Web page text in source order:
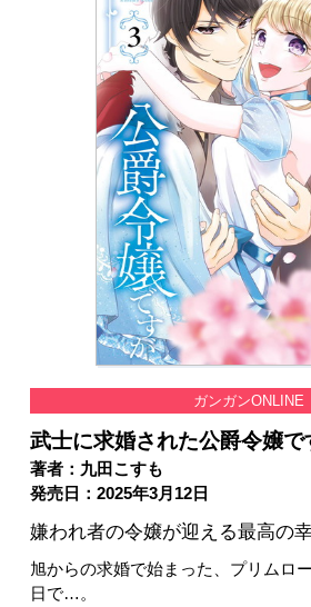
会社情報 採用
スクウェア・エニックス サイト内検索
ガンガンONLINE
武士に求婚された公爵令嬢で
著者：九田こすも
発売日：2025年3月12日
嫌われ者の令嬢が迎える最高の幸
旭からの求婚で始まった、プリムロ
日で…。